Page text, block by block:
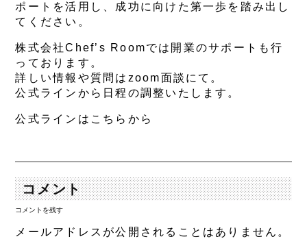
ポートを活用し、成功に向けた第一歩を踏み出し
てください。
株式会社Chef’s Roomでは開業のサポートも行
っております。
詳しい情報や質問はzoom面談にて。
公式ラインから日程の調整いたします。
公式ラインはこちらから
コメント
コメントを残す
メールアドレスが公開されることはありません。